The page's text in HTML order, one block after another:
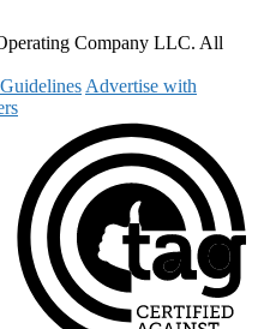
Company LLC. All
Advertise with